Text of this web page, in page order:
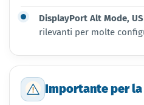
DisplayPort Alt Mode,
rilevanti per molte
Importante per